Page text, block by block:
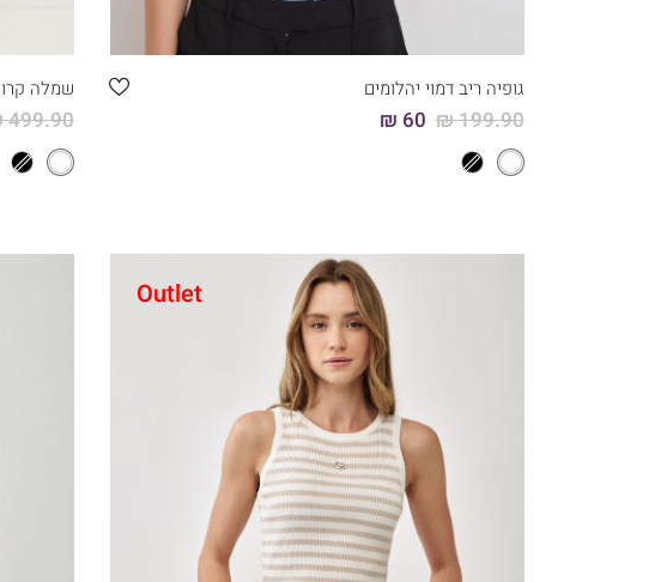
גופיה ריב דמוי יהלומים
60 ₪ 199.90 ₪
שמלה
499.90 ₪
Outlet